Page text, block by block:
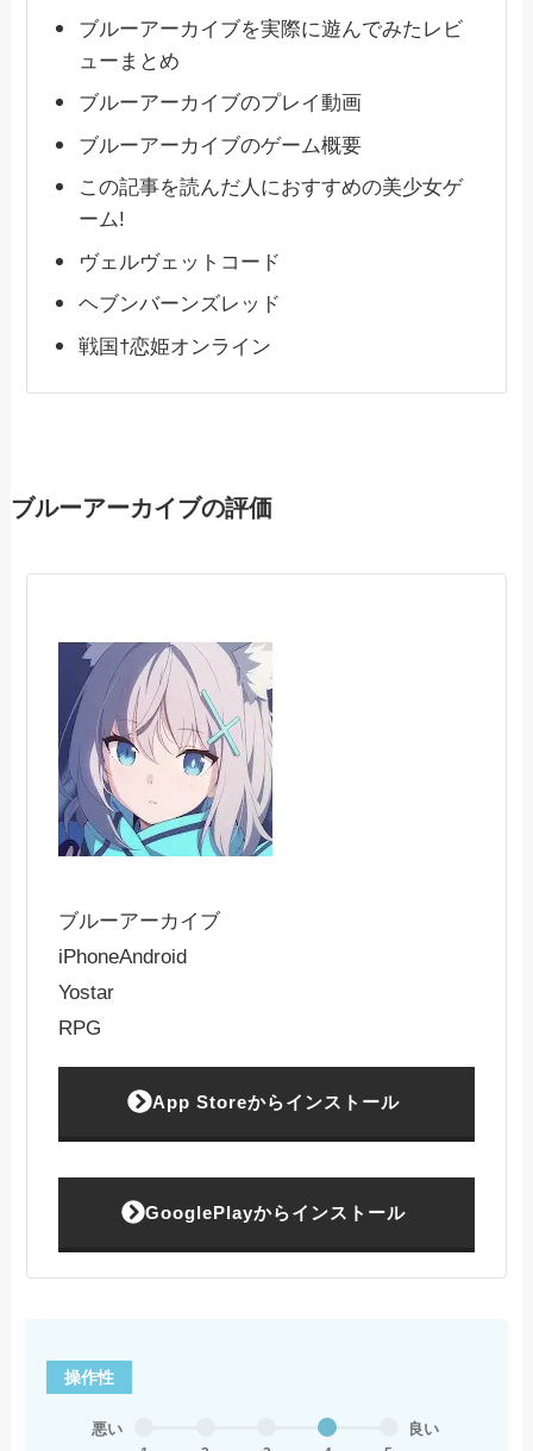
ブルーアーカイブを実際に遊んでみたレビ
ューまとめ
ブルーアーカイブのプレイ動画
ブルーアーカイブのゲーム概要
この記事を読んだ人におすすめの美少女ゲ
ーム!
ヴェルヴェットコード
ヘブンバーンズレッド
戦国†恋姫オンライン
ブルーアーカイブの評価
ブルーアーカイブ
iPhoneAndroid
Yostar
RPG
App Storeからインストール
GooglePlayからインストール
操作性
悪い 良い